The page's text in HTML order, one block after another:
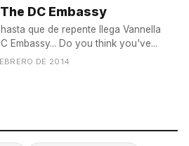
DC Embassy
que de repente llega Vannella
Embassy... Do you think you've...
DE 2014